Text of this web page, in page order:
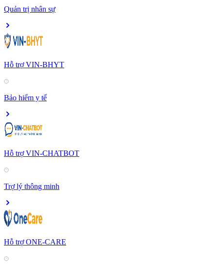
Quản trị nhân sự
Hỗ trợ VIN-BHYT
Bảo hiểm y tế
Hỗ trợ VIN-CHATBOT
Trợ lý thông minh
Hỗ trợ ONE-CARE